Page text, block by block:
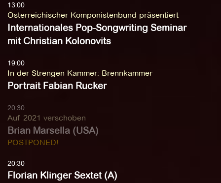
13:00
Österreichischer Komponistenbund präsentiert
Internationales Pop-Songwriting Seminar
mit Christian Kolonovits
19:00
In der Strengen Kammer: Brennkammer
Portrait Fabian Rucker
20:30
Auf 2021 verschoben
Brian Marsella (USA)
POSTPONED!
20:30
Florian Klinger Sextet (A)